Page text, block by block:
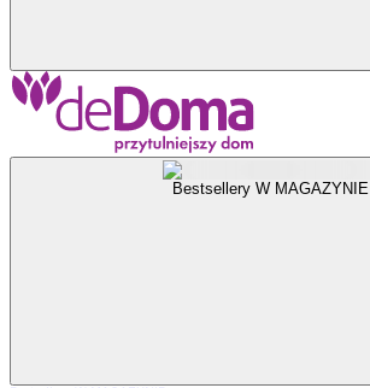
Bestsellery W MAGAZYNIE